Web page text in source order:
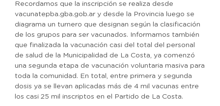
Recordamos que la inscripción se realiza desde
vacunatepba.gba.gob.ar y desde la Provincia luego se
diagrama un turnero que designan según la clasificación
de los grupos para ser vacunados. Informamos también
que finalizada la vacunación casi del total del personal
de salud de la Municipalidad de La Costa, ya comenzó
una segunda etapa de vacunación voluntaria masiva para
toda la comunidad. En total, entre primera y segunda
dosis ya se llevan aplicadas más de 4 mil vacunas entre
los casi 25 mil inscriptos en el Partido de La Costa.